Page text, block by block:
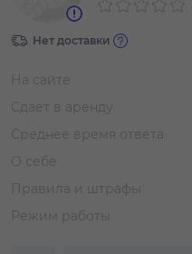
Нет доставки
На сайте
Сдает в аренду
Среднее время ответа
О себе
Правила и штрафы
Режим работы